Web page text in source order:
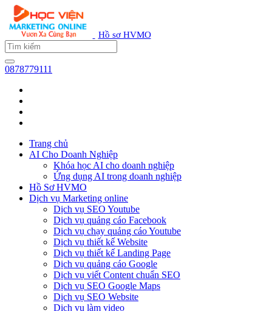
Hồ sơ HVMO
0878779111
Trang chủ
AI Cho Doanh Nghiệp
Khóa học AI cho doanh nghiệp
Ứng dụng AI trong doanh nghiệp
Hồ Sơ HVMO
Dịch vụ Marketing online
Dịch vụ SEO Youtube
Dịch vụ quảng cáo Facebook
Dịch vụ chạy quảng cáo Youtube
Dịch vụ thiết kế Website
Dịch vụ thiết kế Landing Page
Dịch vụ quảng cáo Google
Dịch vụ viết Content chuẩn SEO
Dịch vụ SEO Google Maps
Dịch vụ SEO Website
Dịch vụ làm video